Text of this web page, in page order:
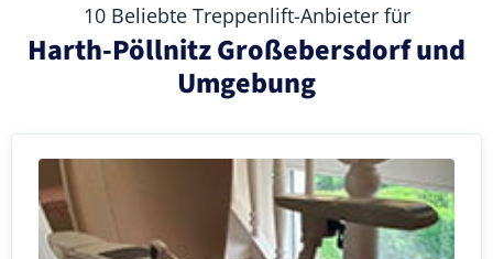
10 Beliebte Treppenlift-Anbieter für
Harth-Pöllnitz Großebersdorf und
Umgebung